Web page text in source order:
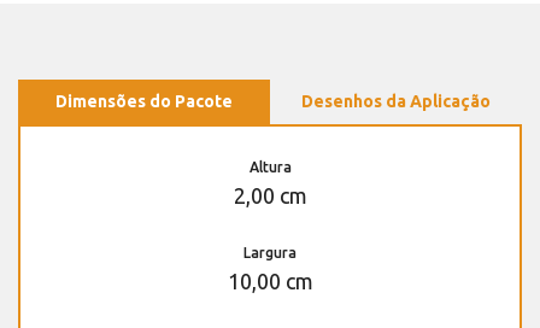
Dimensões do Pacote Desenhos da Aplicação
Altura
2,00 cm
Largura
10,00 cm